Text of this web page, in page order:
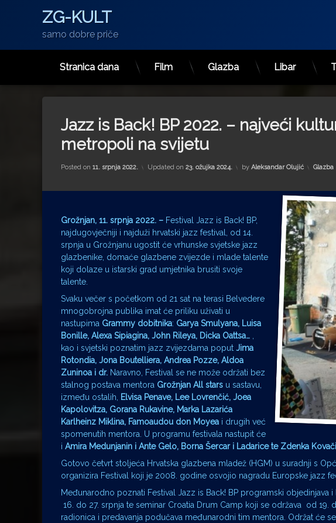
Preskoči
ZG-KULT
samo dobre priče
Stranica dana Film Glazba Libar
Jazz is Back! BP 2022. – najveći
metropoli na svijetu
Posted on 11. srpnja 2022. Updated on 23. ožujka 2024. by Aleksandar Olujić Glazba
Grožnjan, 11. srpnja 2022. – Festival Jazz is Back! BP,
najdugovječniji i najduži hrvatski jazz festival, od 14.
srpnja u Grožnjanu ugostit će vrhunske svjetske jazz
glazbenike, domaće glazbene zvijezde i mlade talente
koji dolaze u istarski grad umjetnika brusiti svoje
talente.
Svaku večer s početkom od 21 sat na terasi Belvedere
mnogobrojna publika imat će priliku uživati u
nastupima Grammy dobitnika: Garya Smulyana, Luisa
Bonille, Alexa Sipiagina, John Rileya, Dicka Oattsa…
kao i svjetski poznatim jazz zvijezdama poput Jima
Rotondia, Jona Boutelliera, Andrea Pozze, Aldoa
Zuninoa i dr. Naravno, Festival se ne može održati bez
stalnog postava mentora Grožnjan All stars u sastavu,
između ostalih,
Elvisa Penave, Lee Lovrenčić, Joea
Kapolovitza, Gorana Rukavine, Marka Lazarića
Karlheinz Miklina, Famoaudou don Moyea i drugih već
spomenutih mentora. U programu festivala nastupit će
i Amira Medunjanin i Ante Gelo, Borna Šercar i Ladarice te Zdenka
Gotovo četvrt stoljeća Hrvatska glazbena mladež (HGM) u suradnji s
organizira Festival koji je 2008. godine osvojio nagradu Europske jazz
Međunarodno poznati Festival Jazz is Back! BP programski
16. do 27. srpnja te seminar Croatia Drum Camp koji se održava od
radionica i predavanja podučava međunarodni tim mentora. Održat će